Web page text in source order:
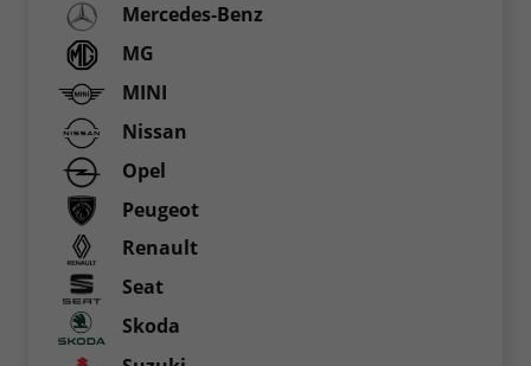
Mercedes-Benz
MG
MINI
Nissan
Opel
Peugeot
Renault
Seat
Skoda